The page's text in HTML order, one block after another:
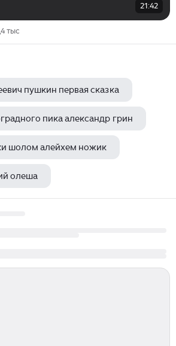
21:42
тыс
пушкин первая сказка
пика александр грин
шолом алейхем ножик
олеша